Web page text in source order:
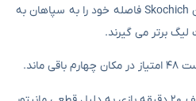
برای صدر جدول ۶۱ ، دانش آموزان Skochich فاصله خود را به سپاهان به